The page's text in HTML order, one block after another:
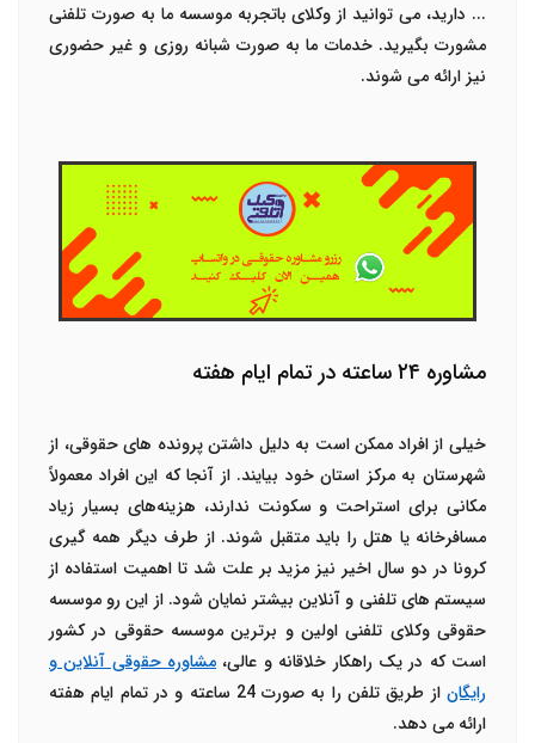
... دارید، می توانید از وکلای باتجربه موسسه ما به صورت تلفنی
مشورت بگیرید. خدمات ما به صورت شبانه روزی و غیر حضوری
نیز ارائه می شوند.
مشاوره ۲۴ ساعته در تمام ایام هفته
خیلی از افراد ممکن است به دلیل داشتن پرونده های حقوقی، از
شهرستان به مرکز استان خود بیایند. از آنجا که این افراد معمولاً
مکانی برای استراحت و سکونت ندارند، هزینه‌های بسیار زیاد
مسافرخانه یا هتل را باید متقبل شوند. از طرف دیگر همه گیری
کرونا در دو سال اخیر نیز مزید بر علت شد تا اهمیت استفاده از
سیستم های تلفنی و آنلاین بیشتر نمایان شود. از این رو موسسه
حقوقی وکلای تلفنی اولین و برترین موسسه حقوقی در کشور
است که در یک راهکار خلاقانه و عالی، مشاوره حقوقی آنلاین و
رایگان
از طریق تلفن را به صورت 24 ساعته و در تمام ایام هفته
ارائه می دهد.